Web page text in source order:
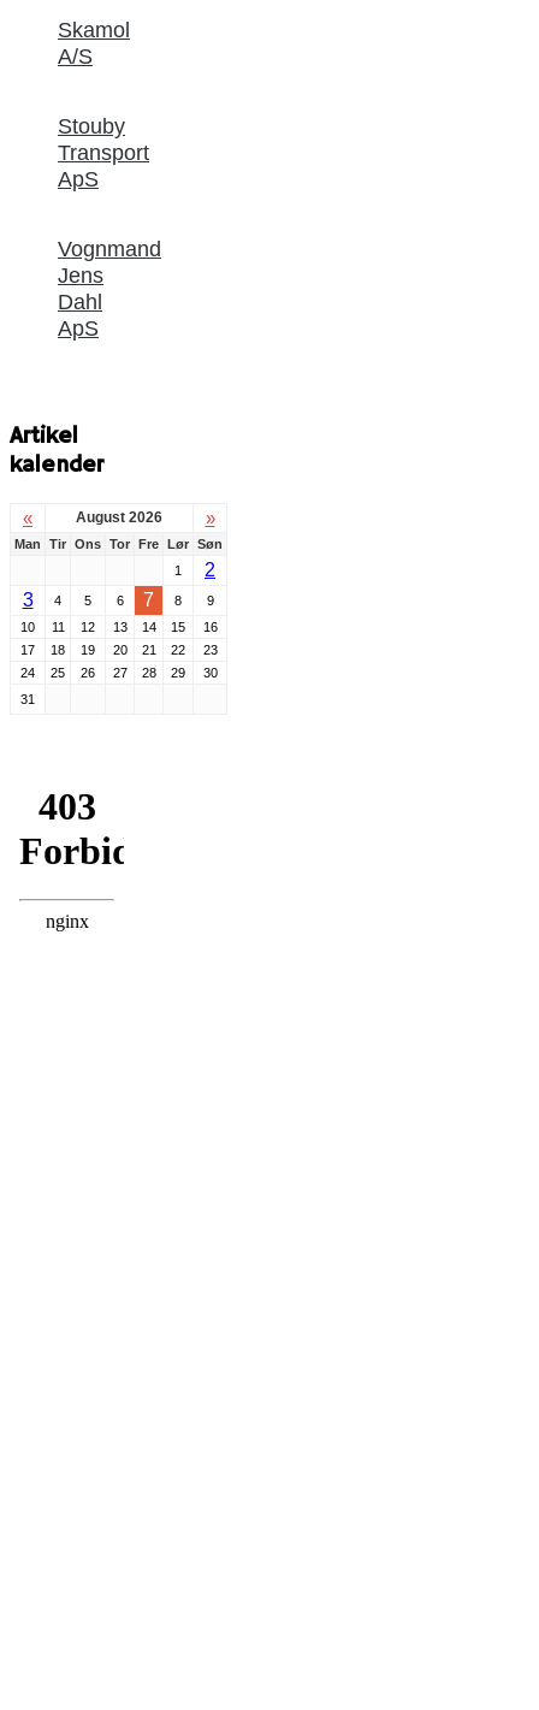
Skamol
A/S
Stouby
Transport
ApS
Vognmand
Jens
Dahl
ApS
Artikel
kalender
« August 2026 »
Man Tir Ons Tor Fre Lør Søn
1
2
3
4 5 6 7 8
9
10
11 12 13 14 15
16
17
18 19 20 21 22
23
24
25 26 27 28 29
30
31